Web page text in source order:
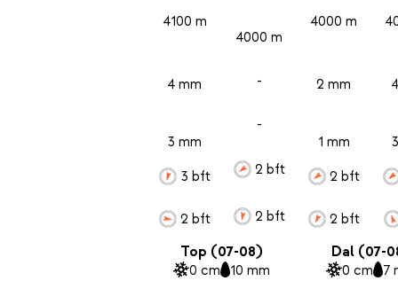
4100 m
4 mm
3 mm
3 bft
2 bft
4000 m
-
-
2 bft
2 bft
4000 m
2 mm
1 mm
2 bft
2 bft
Top (07-08)
0 cm 10 mm
Dal (07-
0 cm 7